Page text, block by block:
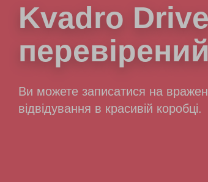
Kvadro Drive
Ви можете записатися на
відвідування в красивій коробці.